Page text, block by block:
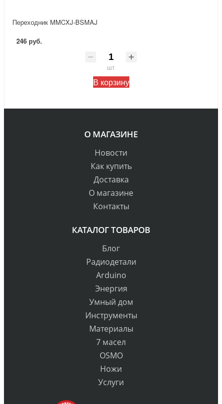
Переходник MMCXJ-BSMAJ
246 руб.
шт
В корзину
О МАГАЗИНЕ
Новости
Как купить
Доставка
О магазине
Контакты
КАТАЛОГ ТОВАРОВ
Блог
Радиодетали
Arduino
Энергия
Умный дом
Инструменты
Материалы
7 масел
OSMO
Ножи
Услуги